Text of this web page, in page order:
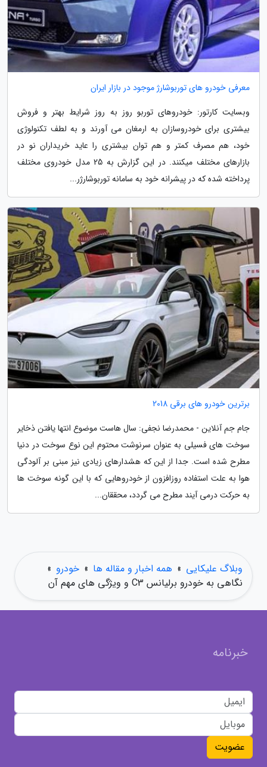
معرفی خودرو های توربوشارژ موجود در بازار ایران
وبسایت کارتور: خودروهای توربو روز به روز شرایط بهتر و فروش
بیشتری برای خودروسازان به ارمغان می آورند و به لطف تکنولوژی
خود، هم مصرف کمتر و هم توان بیشتری را عاید خریداران نو در
بازارهای مختلف میکنند. در این گزارش به 25 مدل خودروی مختلف
پرداخته شده که در پیشرانه خود به سامانه توربوشارژر...
برترین خودرو های برقی 2018
جام جم آنلاین - محمدرضا نجفی: سال هاست موضوع انتها یافتن ذخایر
سوخت های فسیلی به عنوان سرنوشت محتوم این نوع سوخت در دنیا
مطرح شده است. جدا از این که هشدارهای زیادی نیز مبنی بر آلودگی
هوا به علت استفاده روزافزون از خودروهایی که با این گونه سوخت ها
به حرکت درمی آیند مطرح می گردد، محققان...
وبلاگ علیکایی » همه اخبار و مقاله ها » خودرو »
نگاهی به خودرو برلیانس C3 و ویژگی های مهم آن
خبرنامه
عضویت